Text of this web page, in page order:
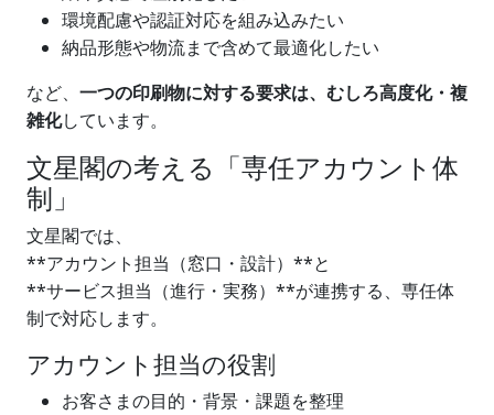
環境配慮や認証対応を組み込みたい
納品形態や物流まで含めて最適化したい
など、 一つの印刷物に対する要求は、むしろ高度化・複
雑化しています。
文星閣の考える「専任アカウント体
制」
文星閣では、
**アカウント担当（窓口・設計）**と
**サービス担当（進行・実務）**が連携する、専任体
制で対応します。
アカウント担当の役割
お客さまの目的・背景・課題を整理